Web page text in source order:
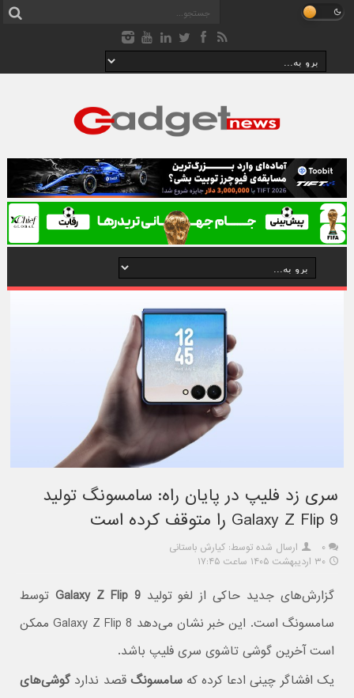
سری زد فلیپ در پایان راه: سامسونگ تولید
Galaxy Z Flip 9 را متوقف کرده است
۰
ارسال شده توسط: کیارش باستانی
۳۰ اردیبهشت ۱۴۰۵ ساعت ۱۷:۴۵
گزارش‌های جدید حاکی از لغو تولیدGalaxy Z Flip 9توسط
سامسونگ است. این خبر نشان می‌دهد Galaxy Z Flip 8 ممکن
است آخرین گوشی تاشوی سری فلیپ باشد.
یک افشاگر چینی ادعا کرده کهسامسونگ قصد نداردگوشی‌های